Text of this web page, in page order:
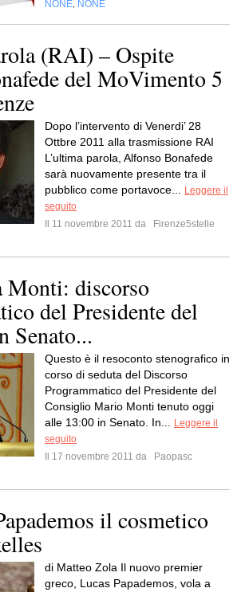
NONE NONE
(RAI) – Ospite
del MoVimento 5
Dopo l’intervento di Venerdi’ 28
Ottbre 2011 alla trasmissione RAI
L’ultima parola, Alfonso Bonafede
sarà nuovamente presente tra il
pubblico come portavoce...
Leggere il
seguito
Il 11 novembre 2011 da
Firenze5stelle
Monti: discorso
del Presidente del
Senato...
Questo è il resoconto stenografico in
corso di seduta del Discorso
Programmatico del Presidente del
Consiglio Mario Monti tenuto oggi
alle 13:00 in Senato. In...
Leggere il
seguito
Il 17 novembre 2011 da
Paopasc
il cosmetico
di Matteo Zola Il nuovo premier
greco, Lucas Papademos, vola a